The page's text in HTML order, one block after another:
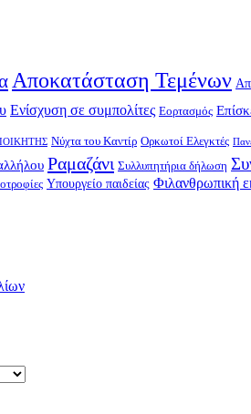
Αποκατάσταση Τεμένων
Ενίσχυση σε συμπολίτες Εορτασμός
Νύχτα του Καντίρ Ορκωτοί Ελεγκτές
Ραμαζάνι Συλλυπητήρια δήλωση
Υπουργείο παιδείας Φιλανθρωπική